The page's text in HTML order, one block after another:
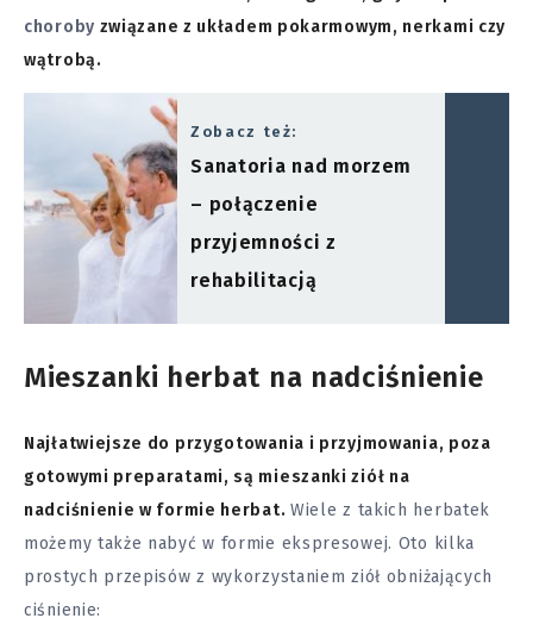
choroby związane z układem pokarmowym, nerkami czy
wątrobą.
Zobacz też:
Sanatoria nad morzem
– połączenie
przyjemności z
rehabilitacją
Mieszanki herbat na nadciśnienie
Najłatwiejsze do przygotowania i przyjmowania, poza
gotowymi preparatami, są mieszanki ziół na
nadciśnienie w formie herbat. Wiele z takich herbatek
możemy także nabyć w formie ekspresowej. Oto kilka
prostych przepisów z wykorzystaniem ziół obniżających
ciśnienie: